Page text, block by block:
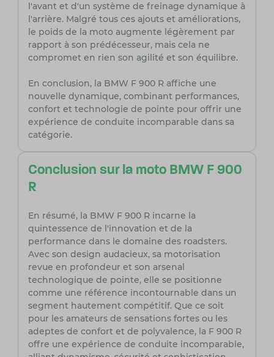
l'avant et d'un système de freinage dynamique à
l'arrière. Malgré tous ces ajouts et améliorations,
le poids de la moto augmente légèrement par
rapport à son prédécesseur, mais cela ne
compromet en rien son agilité et son équilibre.
En conclusion, la BMW F 900 R affiche une
nouvelle dynamique, combinant performances,
confort et technologie de pointe pour offrir une
expérience de conduite incomparable dans sa
catégorie.
Conclusion sur la moto BMW F 900
R
En résumé, la BMW F 900 R incarne la
quintessence de l'innovation et de la
performance dans le domaine des roadsters.
Avec son design audacieux, sa motorisation
revue en profondeur et son arsenal
technologique de pointe, elle se positionne
comme une référence incontournable dans un
segment hautement compétitif. Que ce soit
pour les amateurs de sensations fortes ou les
adeptes de confort et de polyvalence, la F 900 R
offre une expérience de conduite incomparable,